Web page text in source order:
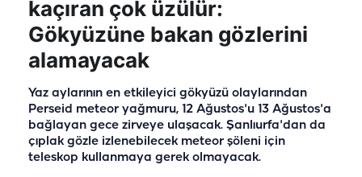
kaçıran çok üzülür:
Gökyüzüne bakan gözlerini
alamayacak
Yaz aylarının en etkileyici gökyüzü olaylarından
Perseid meteor yağmuru, 12 Ağustos'u 13 Ağustos'a
bağlayan gece zirveye ulaşacak. Şanlıurfa'dan da
çıplak gözle izlenebilecek meteor şöleni için
teleskop kullanmaya gerek olmayacak.